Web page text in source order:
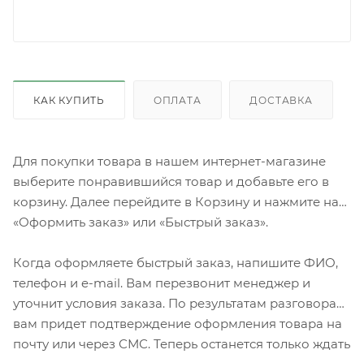
КАК КУПИТЬ ОПЛАТА ДОСТАВКА
Для покупки товара в нашем интернет-магазине
выберите понравившийся товар и добавьте его в
корзину. Далее перейдите в Корзину и нажмите на
«Оформить заказ» или «Быстрый заказ».
Когда оформляете быстрый заказ, напишите ФИО,
телефон и e-mail. Вам перезвонит менеджер и
уточнит условия заказа. По результатам разговора
вам придет подтверждение оформления товара на
почту или через СМС. Теперь останется только ждать